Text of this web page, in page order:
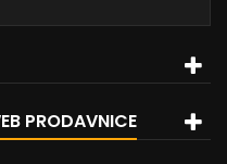
PRODAVNICE